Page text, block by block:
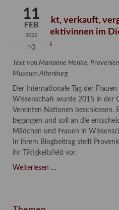
11
FEB
2022
0
Verschenkt, verkauft,
Kunstdetektivinnen im
Museums
Text von Marianne Henke,
Museum Altenburg
Der Internationale Tag der
Wissenschaft wurde 2015 in der
Vereinten Nationen beschlossen.
begangen und soll an die
Mädchen und Frauen in
In ihrem Blogbeitrag stellt
ihr Tätigkeitsfeld vor.
Weiterlesen …